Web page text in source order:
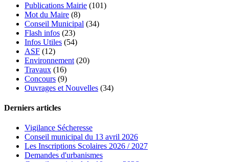
Publications Mairie (101)
Mot du Maire (8)
Conseil Municipal (34)
Flash infos (23)
Infos Utiles (54)
ASF (12)
Environnement (20)
Travaux (16)
Concours (9)
Ouvrages et Nouvelles (34)
Derniers articles
Vigilance Sécheresse
Conseil municipal du 13 avril 2026
Les Inscriptions Scolaires 2026 / 2027
Demandes d'urbanismes